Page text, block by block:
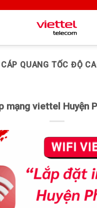
QUANG TỐC ĐỘ
mạng viettel Huyện